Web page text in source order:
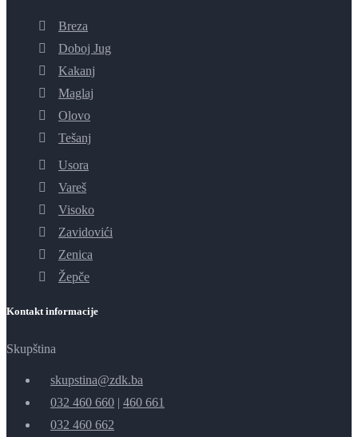
Breza
Doboj Jug
Kakanj
Maglaj
Olovo
Tešanj
Usora
Vareš
Visoko
Zavidovići
Zenica
Žepče
Kontakt informacije
Skupština
skupstina@zdk.ba
032 460 660 | 460 661
032 460 662